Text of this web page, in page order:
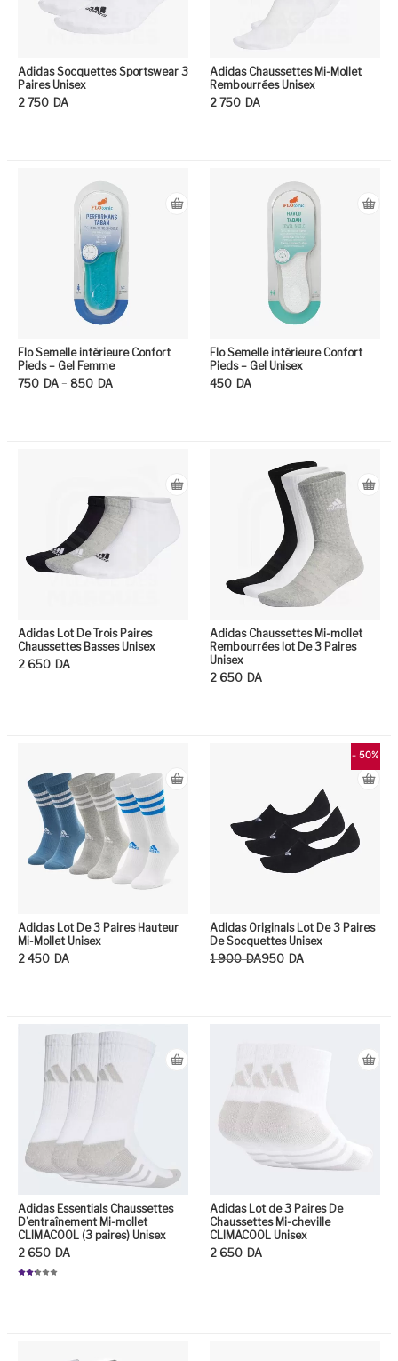
Adidas Socquettes Sportswear 3
Paires Unisex
2 750 DA
Adidas Chaussettes Mi-Mollet
Rembourrées Unisex
2 750 DA
Flo Semelle intérieure Confort
Pieds – Gel Femme
750 DA – 850 DA
Plage de prix : 750DA à 850DA
Flo Semelle intérieure Confort
Pieds – Gel Unisex
450 DA
Adidas Lot De Trois Paires
Chaussettes Basses Unisex
2 650 DA
Adidas Chaussettes Mi-mollet
Rembourrées lot De 3 Paires
Unisex
2 650 DA
Adidas Lot De 3 Paires Hauteur
Mi-Mollet Unisex
2 450 DA
- 50%
Adidas Originals Lot De 3 Paires
De Socquettes Unisex
1 900 DA
Le prix initial était : 1 900DA.
950 DA
Le prix actuel est : 950DA.
Adidas Essentials Chaussettes
D’entraînement Mi-mollet
CLIMACOOL (3 paires) Unisex
2 650 DA
Adidas Lot de 3 Paires De
Chaussettes Mi-cheville
CLIMACOOL Unisex
2 650 DA